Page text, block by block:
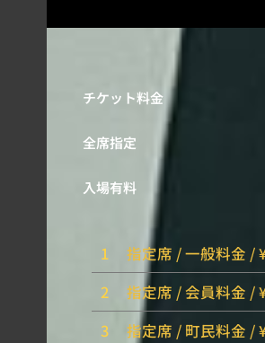
チケット料金
全席指定
入場有料
1
指定席 / 一般料金 /
2
指定席 / 会員料金 /
3
指定席 / 町民料金 /